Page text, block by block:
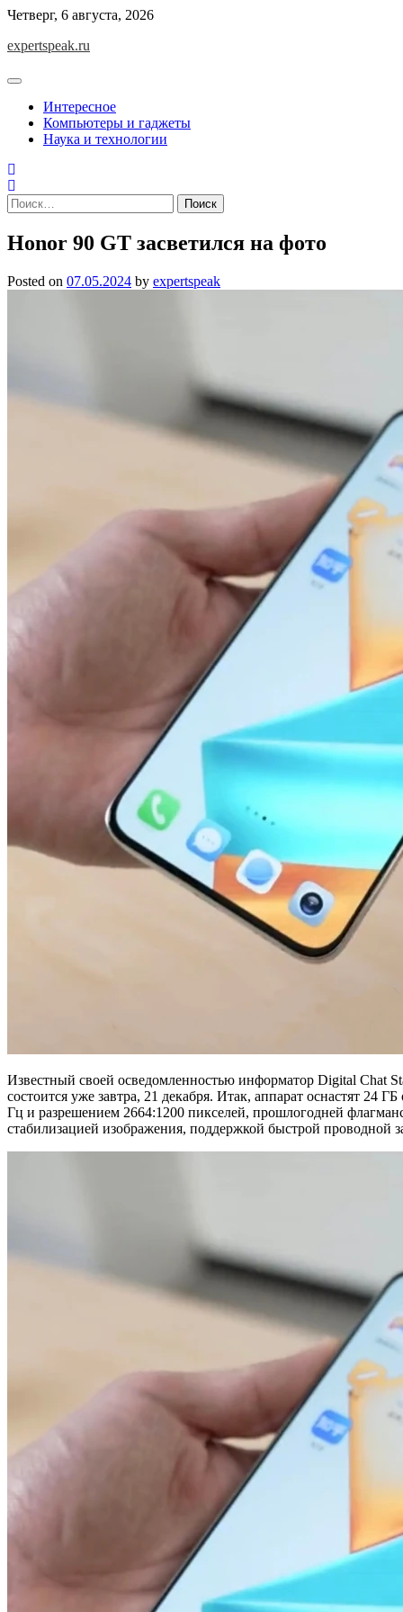
Skip
content
Четверг, 6 августа, 2026
expertspeak.ru
Интересное
Компьютеры и гаджеты
Наука и технологии
Найти:
Honor 90 GT засветился на фото
Posted on 07.05.2024 by expertspeak
Известный своей осведомленностью информатор Digital Chat
состоится уже завтра, 21 декабря. Итак, аппарат оснастят
Гц и разрешением 2664:1200 пикселей, прошлогодней
стабилизацией изображения, поддержкой быстрой